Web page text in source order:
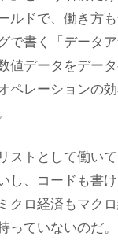
ルドで、働き方
で書く「データ
値データをデー
ペレーションの
ストとして働い
し、コードも書
クロ経済もマク
っていないのだ。